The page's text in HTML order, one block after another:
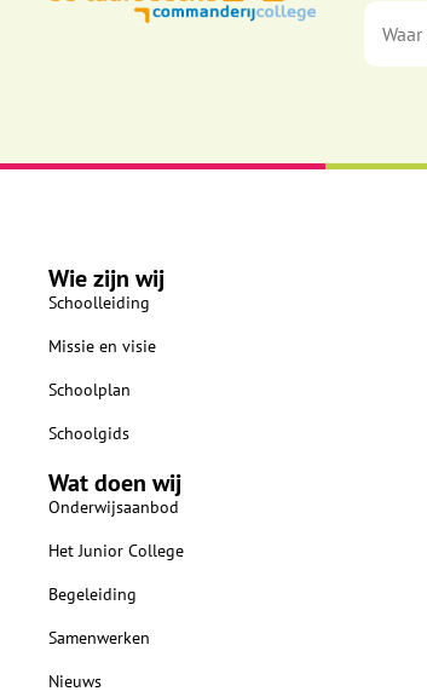
Wie zijn wij
Schoolleiding
Missie en visie
Schoolplan
Schoolgids
Wat doen wij
Onderwijsaanbod
Het Junior College
Begeleiding
Samenwerken
Nieuws